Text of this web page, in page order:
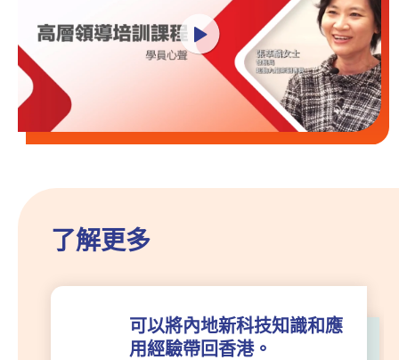
了解更多
可以將內地新科技知識和應
用經驗帶回香港。